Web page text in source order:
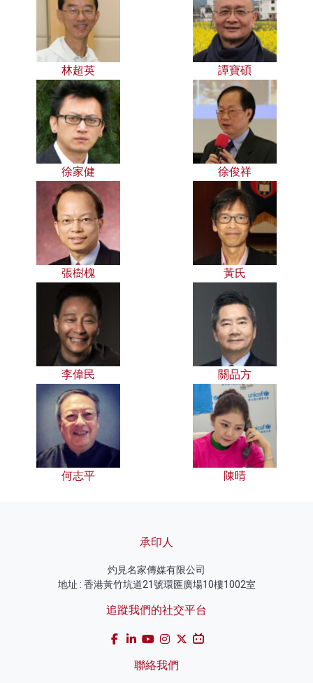
林超英 譚寶碩
徐家健 徐俊祥
張樹槐 黃氏
李偉民 關品方
何志平 陳晴
承印人
灼見名家傳媒有限公司
地址 : 香港黃竹坑道21號環匯廣場10樓1002室
追蹤我們的社交平台
聯絡我們